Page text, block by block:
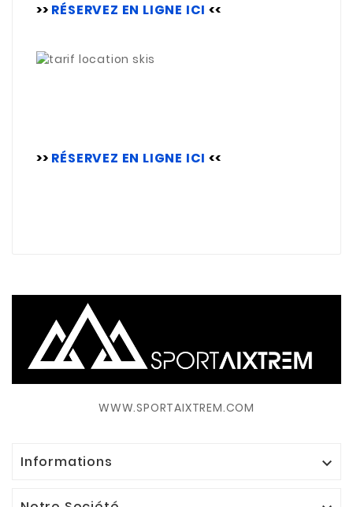
>> RÉSERVEZ EN LIGNE ICI <<
>> RÉSERVEZ EN LIGNE ICI <<
WWW.SPORTAIXTREM.COM
Informations 